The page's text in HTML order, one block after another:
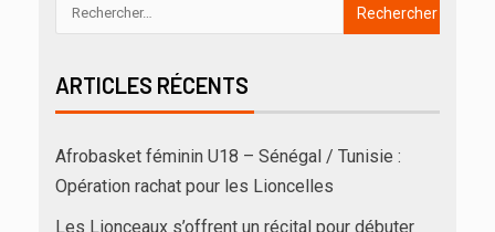
ARTICLES RÉCENTS
Afrobasket féminin U18 – Sénégal / Tunisie :
Opération rachat pour les Lioncelles
Les Lionceaux s’offrent un récital pour débuter